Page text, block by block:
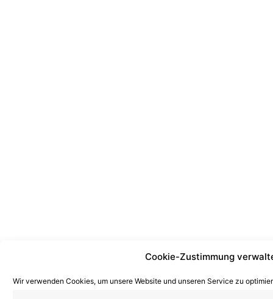
Cookie-Zustimmung
Wir verwenden Cookies, um unsere Website und unseren Service zu